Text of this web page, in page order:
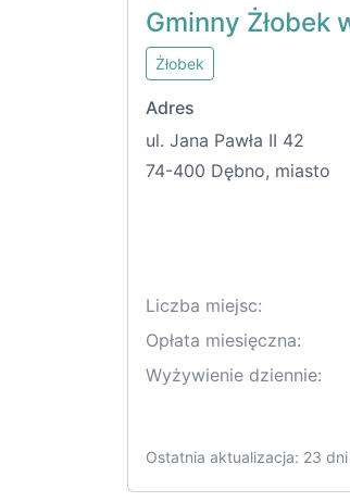
Gminny Żłobek
Żłobek
Adres
ul. Jana Pawła II 42
74-400 Dębno, miasto
Liczba miejsc:
Opłata miesięczna:
Wyżywienie dziennie:
Ostatnia aktualizacja: 23